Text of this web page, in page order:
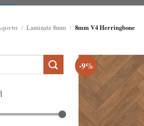
/ Laminate 8mm / 8mm V4 Herringbone
-9%